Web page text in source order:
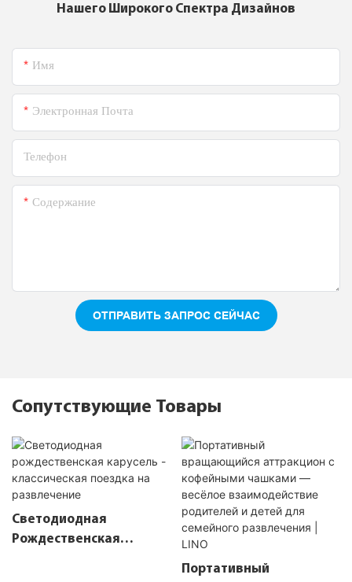
Нашего Широкого Спектра Дизайнов
Имя
Электронная Почта
Телефон
Содержание
ОТПРАВИТЬ ЗАПРОС СЕЙЧАС
Сопутствующие Товары
Светодиодная
Рождественская
Портативный